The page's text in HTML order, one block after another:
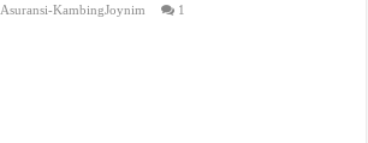
Asuransi-KambingJoynim 1